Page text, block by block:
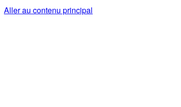
Aller au contenu principal